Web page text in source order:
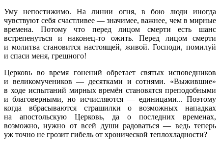
Уму непостижимо. На линии огня, в бою люди иногда
чувствуют себя счастливее — значимее, важнее, чем в мирные
времена. Потому что перед лицом смерти есть шанс
встрепенуться и наконец-то ожить. Перед лицом смерти
и молитва становится настоящей, живой. Господи, помилуй
и спаси меня, грешного!
Церковь во время гонений обретает святых исповедников
и великомучеников — десятками и сотнями. «Выжившие»
в ходе испытаний мирных времён становятся преподобными
и благоверными, но исчисляются — единицами... Поэтому
когда вбрасываются страшилки о возможных нападках
на апостольскую Церковь, да о последних временах,
возможно, нужно от всей души радоваться — ведь теперь
уж точно не грозит гибель от хронической теплохладности?